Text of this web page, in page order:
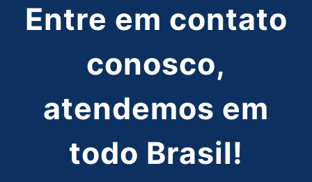
Entre em contato
conosco,
atendemos em
todo Brasil!